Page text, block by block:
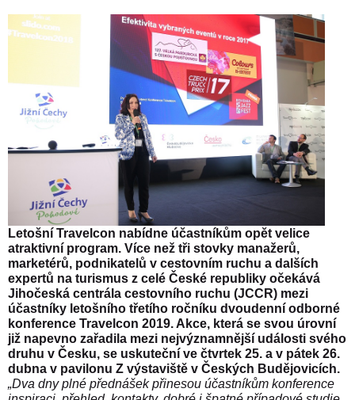
Letošní Travelcon nabídne účastníkům opět velice
atraktivní program. Více než tři stovky manažerů,
marketérů, podnikatelů v cestovním ruchu a dalších
expertů na turismus z celé České republiky očekává
Jihočeská centrála cestovního ruchu (JCCR) mezi
účastníky letošního třetího ročníku dvoudenní odborné
konference Travelcon 2019. Akce, která se svou úrovní
již napevno zařadila mezi nejvýznamnější události svého
druhu v Česku, se uskuteční ve čtvrtek 25. a v pátek 26.
dubna v pavilonu Z výstaviště v Českých Budějovicích.
„Dva dny plné přednášek přinesou účastníkům konference